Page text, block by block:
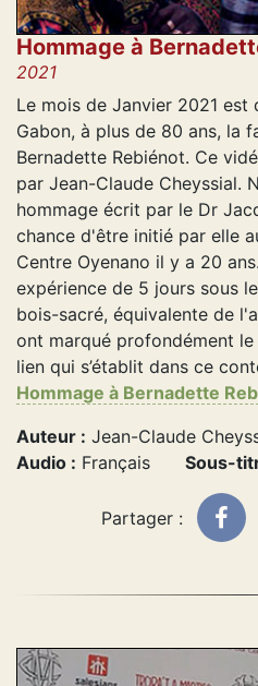
Hommage à
2021
Le mois de Janvier 2021 est
Gabon, à plus de 80 ans, la
Bernadette Rebiénot. Ce
par Jean-Claude Cheyssial.
hommage écrit par le Dr
chance d'être initié par elle
Centre Oyenano il y a 20
expérience de 5 jours sous
bois-sacré, équivalente de
ont marqué profondément
lien qui s’établit dans ce
Hommage à Bernadette
Auteur : Jean-Claude
Audio : Français Sous-
Partager :